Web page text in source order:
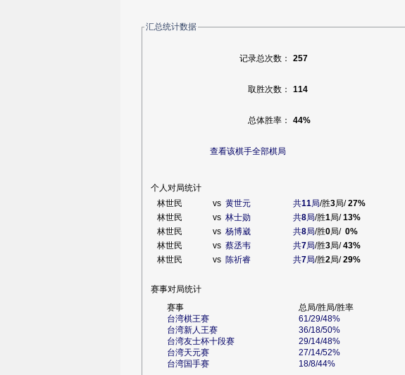
汇总统计数据
记录总次数： 257
取胜次数： 114
总体胜率： 44%
查看该棋手全部棋局
个人对局统计
林世民
vs 黄世元 共11局/胜3局/27%
林世民
vs 林士勋 共8局/胜1局/13%
林世民
vs 杨博崴 共8局/胜0局/0%
林世民
vs 蔡丞韦 共7局/胜3局/43%
林世民
vs 陈祈睿 共7局/胜2局/29%
赛事对局统计
赛事
总局/胜局/胜率
台湾棋王赛
61/29/48%
台湾新人王赛
36/18/50%
台湾友士杯十段赛
29/14/48%
台湾天元赛
27/14/52%
台湾国手赛
18/8/44%